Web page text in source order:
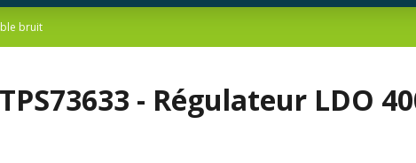
bruit
- Régulateur LDO